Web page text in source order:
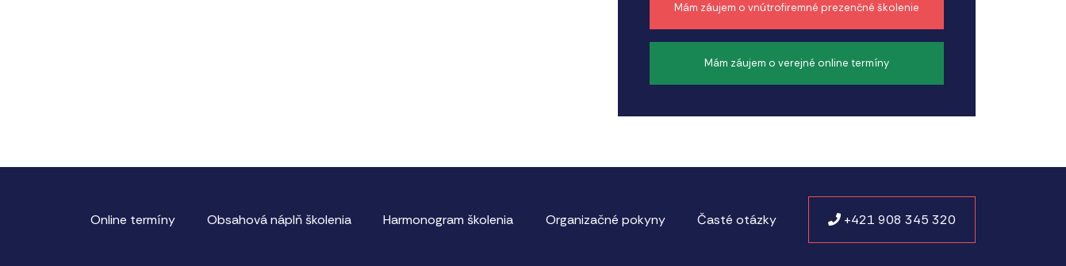
Mám záujem o vnútrofiremné prezenčné školenie
Mám záujem o verejné online termíny
Online termíny Obsahová náplň školenia Harmonogram školenia Organizačné pokyny Časté otázky +421 908 345 320